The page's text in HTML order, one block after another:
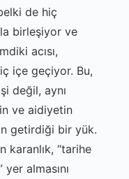
de hiç
birleşiyor ve
acısı,
içe geçiyor. Bu,
değil, aynı
ve aidiyetin
getirdiği bir yük.
karanlık, “tarihe
almasını